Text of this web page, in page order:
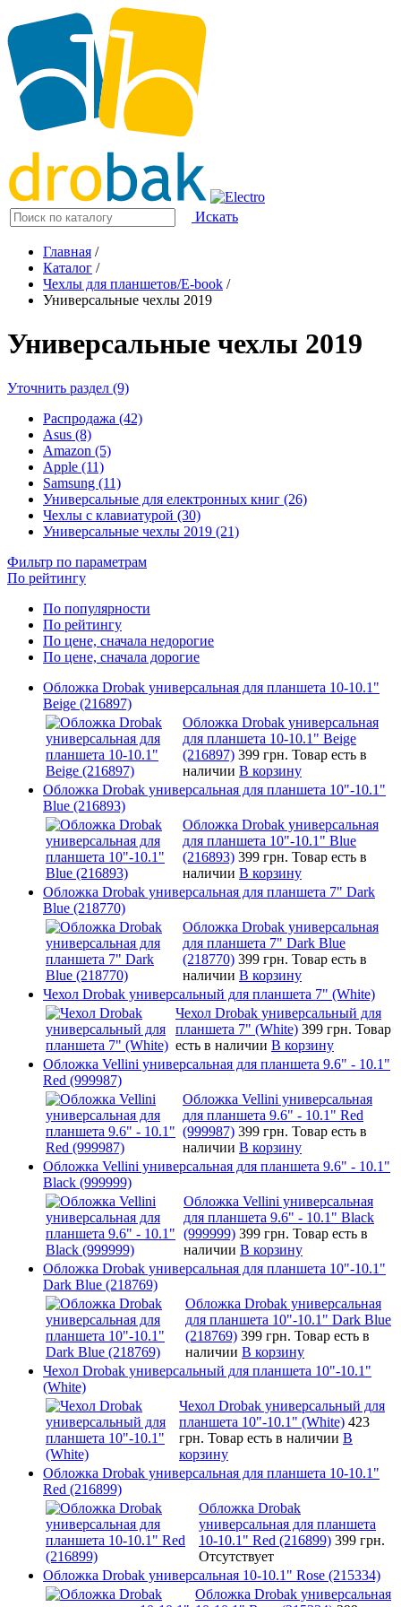
Искать
Главная /
Каталог /
Чехлы для планшетов/E-book /
Универсальные чехлы 2019
Универсальные чехлы 2019
Уточнить раздел (9)
Распродажа (42)
Asus (8)
Amazon (5)
Apple (11)
Samsung (11)
Универсальные для електронных книг (26)
Чехлы с клавиатурой (30)
Универсальные чехлы 2019 (21)
Фильтр по параметрам
По рейтингу
По популярности
По рейтингу
По цене, сначала недорогие
По цене, сначала дорогие
Обложка Drobak универсальная для планшета 10-10.1"
Beige (216897)
Обложка Drobak универсальная
для планшета 10-10.1" Beige
(216897) 399 грн. Товар есть в
наличии В корзину
Обложка Drobak универсальная для планшета 10"-10.1"
Blue (216893)
Обложка Drobak универсальная
для планшета 10"-10.1" Blue
(216893) 399 грн. Товар есть в
наличии В корзину
Обложка Drobak универсальная для планшета 7" Dark
Blue (218770)
Обложка Drobak универсальная
для планшета 7" Dark Blue
(218770) 399 грн. Товар есть в
наличии В корзину
Чехол Drobak универсальный для планшета 7" (White)
Чехол Drobak универсальный для
планшета 7" (White) 399 грн. Товар
есть в наличии В корзину
Обложка Vellini универсальная для планшета 9.6" - 10.1"
Red (999987)
Обложка Vellini универсальная
для планшета 9.6" - 10.1" Red
(999987) 399 грн. Товар есть в
наличии В корзину
Обложка Vellini универсальная для планшета 9.6" - 10.1"
Black (999999)
Обложка Vellini универсальная
для планшета 9.6" - 10.1" Black
(999999) 399 грн. Товар есть в
наличии В корзину
Обложка Drobak универсальная для планшета 10"-10.1"
Dark Blue (218769)
Обложка Drobak универсальная
для планшета 10"-10.1" Dark Blue
(218769) 399 грн. Товар есть в
наличии В корзину
Чехол Drobak универсальный для планшета 10"-10.1"
(White)
Чехол Drobak универсальный для
планшета 10"-10.1" (White) 423
грн. Товар есть в наличии В
корзину
Обложка Drobak универсальная для планшета 10-10.1"
Red (216899)
Обложка Drobak
универсальная для планшета
10-10.1" Red (216899) 399 грн.
Отсутствует
Обложка Drobak универсальная 10-10.1" Rose (215334)
Обложка Drobak универсальная